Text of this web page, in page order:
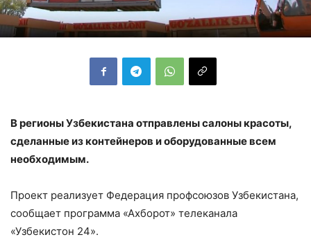
В регионы Узбекистана отправлены салоны красоты,
сделанные из контейнеров и оборудованные всем
необходимым.
Проект реализует Федерация профсоюзов Узбекистана,
сообщает программа «Ахборот» телеканала
«Узбекистон 24».